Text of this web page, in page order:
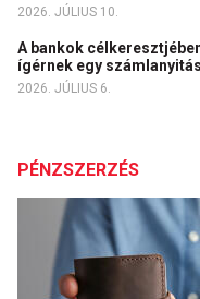
2026. JÚLIUS 10.
A bankok
ígérnek egy
2026. JÚLIUS 6.
PÉNZSZERZÉS